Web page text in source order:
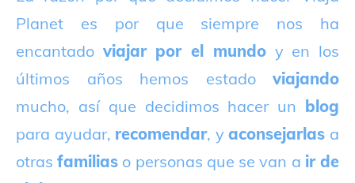
Planet es por que siempre nos ha
encantado viajar por el mundoy en los
últimos años hemos estado viajando
mucho, así que decidimos hacer un blog
para ayudar, recomendar, yaconsejarlas a
otrasfamilias o personas que se van a ir de